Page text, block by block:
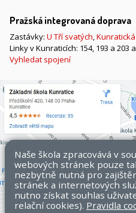
Pražská integrovaná doprava
Zastávky: U Tří svatých,
Linky v Kunraticích: 154, 193 a 203
Vyhledat spojení
Naše škola zpracovává v
webových stránek pouze
nezbytně nutná pro
stránek a internetových
nutno získat souhlas
relační cookies). Pravidla